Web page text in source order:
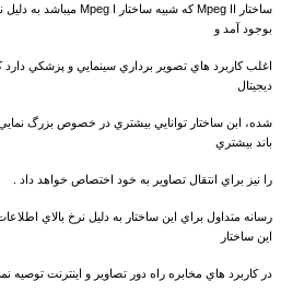
بوجود آمد و
اغلب کاربرد هاي تصوير برداري سينمايي و پزشکي دارد
ديجيتال
شده، ابن ساختار توانايي بيشتري در خصوص بزرگ
باند بيشتري
را نيز براي انتقال تصاوير به خود اختصاص خواهد داد .
اين ساختار
در کاربرد هاي مخابره راه دور تصاوير و اينترنت توصيه